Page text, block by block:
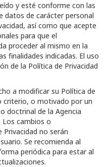
y esté conforme con las
datos de carácter personal
así como que acepte
para que el
proceder al mismo en la
finalidades indicadas. El uso
de la Política de Privacidad
a modificar su Política de
criterio, o motivado por un
doctrinal de la Agencia
Los cambios o
no serán
Se recomienda al
periódica para estar al